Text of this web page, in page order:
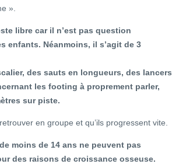
».
libre car il n’est pas question
enfants. Néanmoins, il s’agit de 3
des sauts en longueurs, des lancers
les footing à proprement parler,
sur piste.
en groupe et qu’ils progressent vite.
moins de 14 ans ne peuvent pas
des raisons de croissance osseuse.